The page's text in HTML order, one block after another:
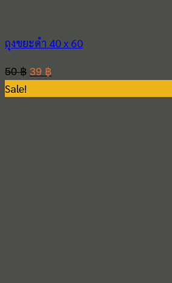
ถุงขยะดำ 40 x 60
50฿ Original
39 ฿Current
Sale!